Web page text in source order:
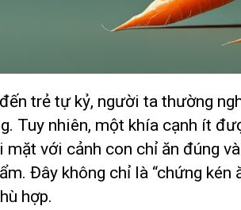
trẻ tự kỷ, người ta thường
Tuy nhiên, một khía cạnh ít
mặt với cảnh con chỉ ăn đúng
Đây không chỉ là “chứng
hợp.